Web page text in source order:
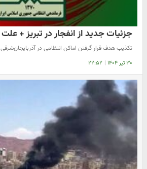
جزئیات جدید از انفجار در تبریز + علت
تکذیب هدف قرار گرفتن اماکن انتظامی در آذربایجان‌شرقی
۳۰ تیر ۱۴۰۴ | ۲۲:۵۲